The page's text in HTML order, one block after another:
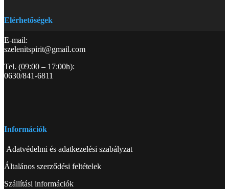
Elérhetőségek
E-mail:
szelenitspirit@gmail.com
Tel. (09:00 – 17:00h):
0630/841-6811
Információk
Adatvédelmi és adatkezelési szabályzat
Általános szerződési feltételek
Szállítási információk